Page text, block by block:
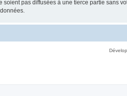
pas diffusées à une tierce partie sans